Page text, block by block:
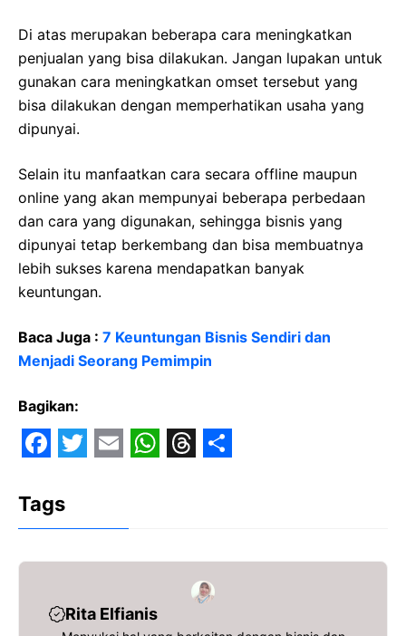
Di atas merupakan beberapa cara meningkatkan
penjualan yang bisa dilakukan. Jangan lupakan untuk
gunakan cara meningkatkan omset tersebut yang
bisa dilakukan dengan memperhatikan usaha yang
dipunyai.
Selain itu manfaatkan cara secara offline maupun
online yang akan mempunyai beberapa perbedaan
dan cara yang digunakan, sehingga bisnis yang
dipunyai tetap berkembang dan bisa membuatnya
lebih sukses karena mendapatkan banyak
keuntungan.
Baca Juga : 7 Keuntungan Bisnis Sendiri dan
Menjadi Seorang Pemimpin
Bagikan:
a
c
e
w
i
t
e
a
i
t
A
e r
e
Tags
Rita Elfianis